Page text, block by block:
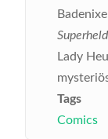
Lady
Tags
Comics